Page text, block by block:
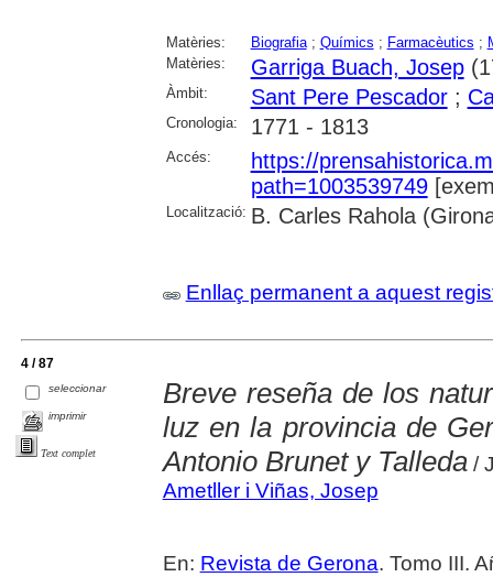
Matèries: Biografia; Químics ; Farmacèutics ;
Matèries:
Garriga Buach, Josep
Àmbit: Sant Pere Pescador;
Cronologia: 1771 - 1813
Accés:
https://
path=1003539749
Localització: B. Carles Rahola
Enllaç permanent a aquest
4 / 87
seleccionar
imprimir
Text complet
Breve reseña de los
luz en la provincia de
Antonio Brunet y Talleda/
Ametller i Viñas, Josep
En: Revista de Gerona. Tomo III.